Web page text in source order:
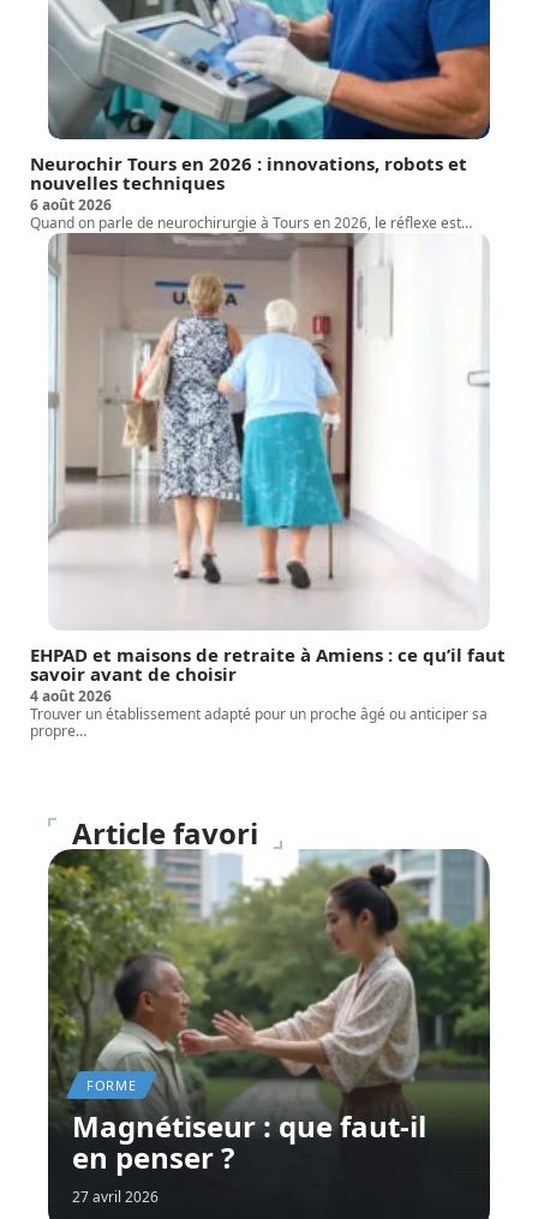
Neurochir Tours en 2026 : innovations, robots et
nouvelles techniques
6 août 2026
Quand on parle de neurochirurgie à Tours en 2026, le réflexe est…
EHPAD et maisons de retraite à Amiens : ce qu’il faut
savoir avant de choisir
4 août 2026
Trouver un établissement adapté pour un proche âgé ou anticiper sa
propre…
Article favori
FORME
Magnétiseur : que faut-il
en penser ?
27 avril 2026